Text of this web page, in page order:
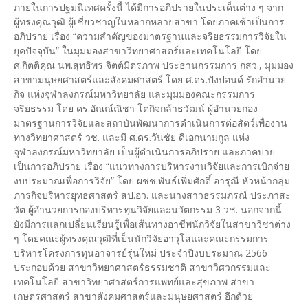
ภายในการปฐมนิเทศครั้งนี้ ได้มีการอภิปรายในประเด็นต่าง ๆ จาก
ผู้ทรงคุณวุฒิ ผู้เชี่ยวชาญในหลากหลายสาขา โดยภาคเช้าเป็นการ
อภิปราย เรื่อง “ความสำคัญของมาตรฐานและจริยธรรมการวิจัยใน
ยุคปัจจุบัน” ในมุมมองสาขาวิทยาศาสตร์และเทคโนโลยี โดย
ศ.กิตติคุณ นพ.สุทธิพร จิตต์มิตรภาพ ประธานกรรมการ กสว., มุมมอง
สาขามนุษยศาสตร์และสังคมศาสตร์ โดย ศ.ดร.ปังปอนด์ รักอํานวย
กิจ แห่งจุฬาลงกรณ์มหาวิทยาลัย และมุมมองคณะกรรมการ
จริยธรรม โดย ดร.อัณณ์ณิชา โตกิจกล้าธวัฒน์ ผู้อำนวยกอง
มาตรฐานการวิจัยและสถาบันพัฒนาการดำเนินการต่อสัตว์เพื่องาน
ทางวิทยาศาสตร์ วช. และมี ศ.ดร.วันชัย ดีเอกนามกูล แห่ง
จุฬาลงกรณ์มหาวิทยาลัย เป็นผู้ดำเนินการอภิปราย และภาคบ่าย
เป็นการอภิปราย เรื่อง “แนวทางการบริหารงานวิจัยและการเบิกจ่าย
งบประมาณเพื่อการวิจัย” โดย ผชช.พันธ์เพิ่มศักดิ์ อารุณี หัวหน้ากลุ่ม
ภารกิจบริหารยุทธศาสตร์ สป.อว. และนางสาวธรรมภรณ์ ประภาสะ
วัต ผู้อำนวยการกองบริหารทุนวิจัยและนวัตกรรม 3 วช. นอกจากนี้
ยังมีการแลกเปลี่ยนเรียนรู้เพื่อเส้นทางอาชีพนักวิจัยในสาขาวิชาต่าง
ๆ โดยคณะผู้ทรงคุณวุฒิที่เป็นนักวิจัยอาวุโสและคณะกรรมการ
บริหารโครงการทุนอาจารย์รุ่นใหม่ ประจำปีงบประมาณ 2566
ประกอบด้วย สาขาวิทยาศาสตร์ธรรมชาติ สาขาวิศวกรรมและ
เทคโนโลยี สาขาวิทยาศาสตร์การแพทย์และสุขภาพ สาขา
เกษตรศาสตร์ สาขาสังคมศาสตร์และมนุษยศาสตร์ อีกด้วย